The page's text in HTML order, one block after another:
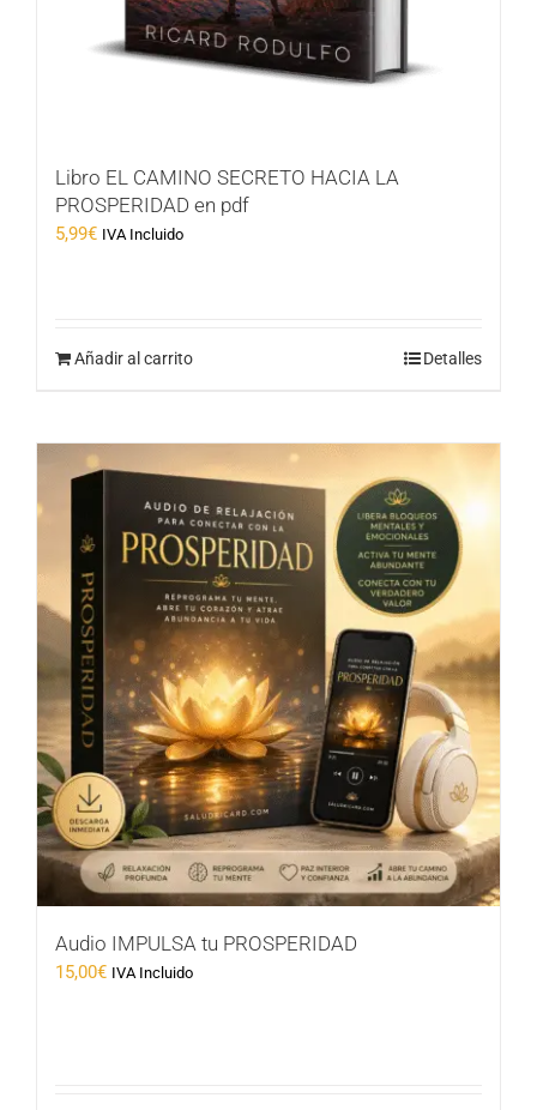
Libro EL CAMINO SECRETO HACIA LA
PROSPERIDAD en pdf
5,99€ IVA Incluido
Añadir al carrito Detalles
Audio IMPULSA tu PROSPERIDAD
15,00€ IVA Incluido